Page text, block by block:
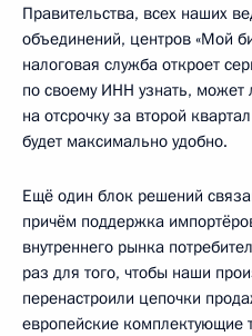
Правительства, всех наших
объединений, центров «Мой
налоговая служба откроет
по своему ИНН узнать, может
на отсрочку за второй
будет максимально удобно.
Ещё один блок решений
причём поддержка
внутреннего рынка
раз для того, чтобы наши
перенастроили цепочки
европейские